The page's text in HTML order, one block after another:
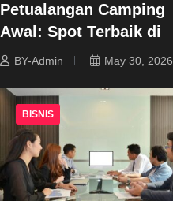
Petualangan Camping
Awal: Spot Terbaik di
BY-Admin May 30, 2026
BISNIS